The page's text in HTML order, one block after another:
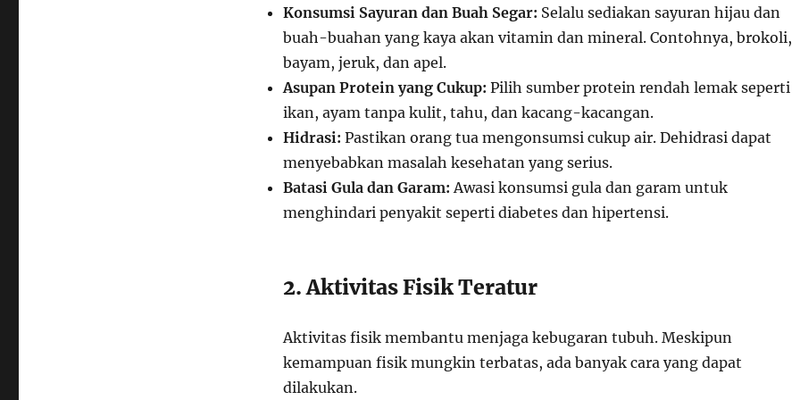
Konsumsi Sayuran dan Buah Segar: Selalu sediakan sayuran hijau dan
buah-buahan yang kaya akan vitamin dan mineral. Contohnya, brokoli,
bayam, jeruk, dan apel.
Asupan Protein yang Cukup: Pilih sumber protein rendah lemak seperti
ikan, ayam tanpa kulit, tahu, dan kacang-kacangan.
Hidrasi: Pastikan orang tua mengonsumsi cukup air. Dehidrasi dapat
menyebabkan masalah kesehatan yang serius.
Batasi Gula dan Garam: Awasi konsumsi gula dan garam untuk
menghindari penyakit seperti diabetes dan hipertensi.
2. Aktivitas Fisik Teratur
Aktivitas fisik membantu menjaga kebugaran tubuh. Meskipun
kemampuan fisik mungkin terbatas, ada banyak cara yang dapat
dilakukan.